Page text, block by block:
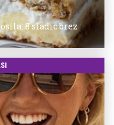
8 sladic brez